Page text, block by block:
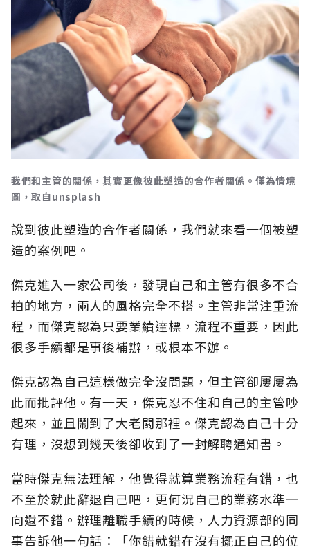
我們和主管的關係，其實更像彼此塑造的合作者關係。僅為情境
圖，取自unsplash
說到彼此塑造的合作者關係，我們就來看一個被塑
造的案例吧。
傑克進入一家公司後，發現自己和主管有很多不合
拍的地方，兩人的風格完全不搭。主管非常注重流
程，而傑克認為只要業績達標，流程不重要，因此
很多手續都是事後補辦，或根本不辦。
傑克認為自己這樣做完全沒問題，但主管卻屢屢為
此而批評他。有一天，傑克忍不住和自己的主管吵
起來，並且鬧到了大老闆那裡。傑克認為自己十分
有理，沒想到幾天後卻收到了一封解聘通知書。
當時傑克無法理解，他覺得就算業務流程有錯，也
不至於就此辭退自己吧，更何況自己的業務水準一
向還不錯。辦理離職手續的時候，人力資源部的同
事告訴他一句話：「你錯就錯在沒有擺正自己的位